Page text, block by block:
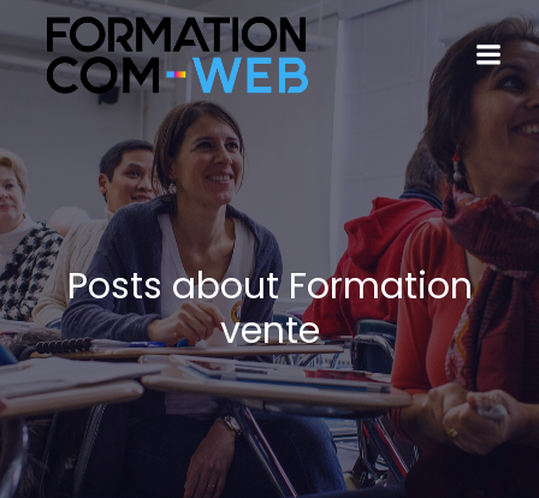
Posts about Formation
vente